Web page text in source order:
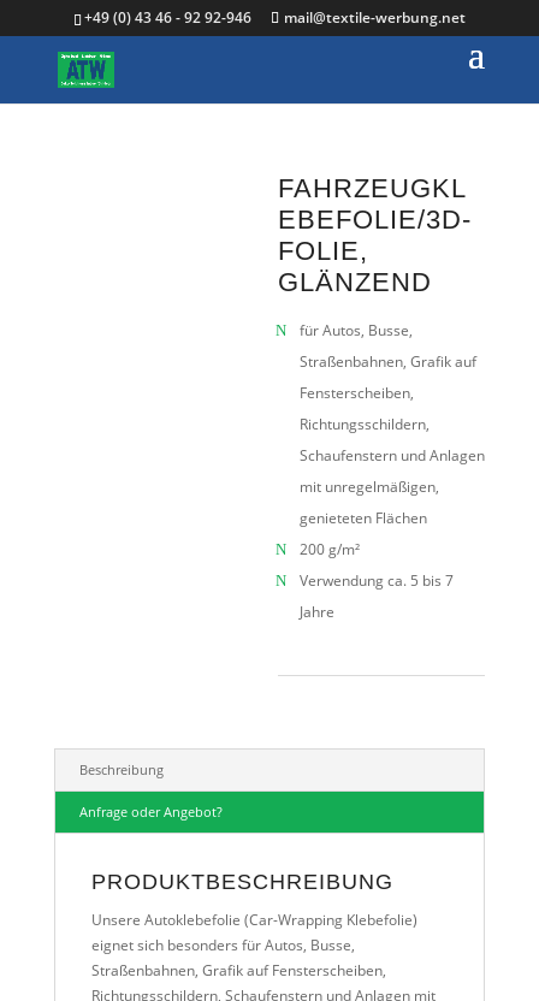
+49 (0) 43 46 - 92 92-946 mail@textile-werbung.net
FAHRZEUGKL
EBEFOLIE/3D-
FOLIE,
GLÄNZEND
für Autos, Busse,
Straßenbahnen, Grafik auf
Fensterscheiben,
Richtungsschildern,
Schaufenstern und Anlagen
mit unregelmäßigen,
genieteten Flächen
200 g/m²
Verwendung ca. 5 bis 7
Jahre
Beschreibung
Anfrage oder Angebot?
PRODUKTBESCHREIBUNG
Unsere Autoklebefolie (Car-Wrapping Klebefolie)
eignet sich besonders für Autos, Busse,
Straßenbahnen, Grafik auf Fensterscheiben,
Richtungsschildern, Schaufenstern und Anlagen mit